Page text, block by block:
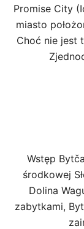
Promise City
miasto
Choć nie jest
Wstęp
środkowej
Dolina
zabytkami,